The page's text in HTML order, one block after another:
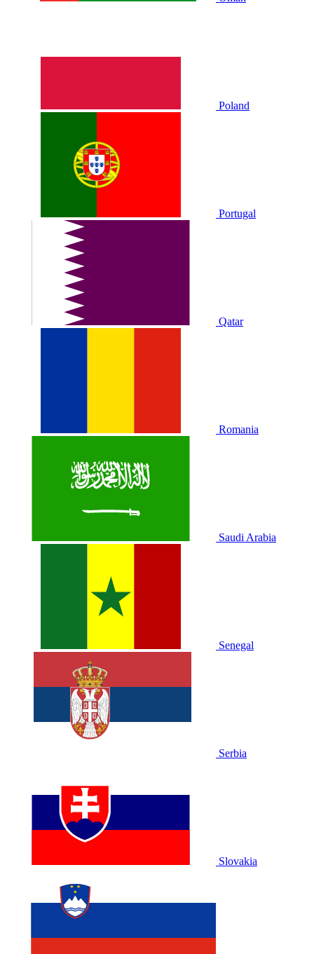
Poland
Portugal
Qatar
Romania
Saudi Arabia
Senegal
Serbia
Slovakia